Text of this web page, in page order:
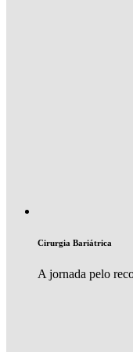
Cirurgia Bariátrica
A jornada pelo